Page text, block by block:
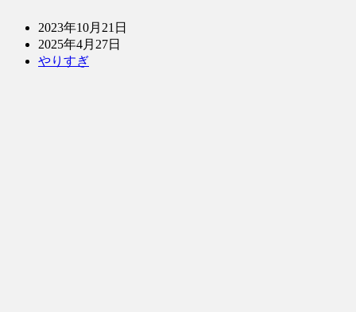
2023年10月21日
2025年4月27日
やりすぎ